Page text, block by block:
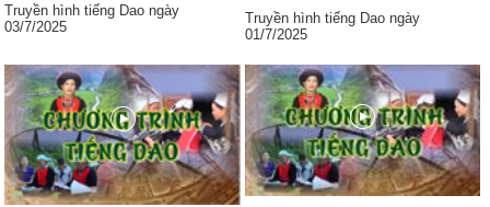
Truyền hình tiếng Dao ngày
03/7/2025
Truyền hình tiếng Dao ngày
01/7/2025